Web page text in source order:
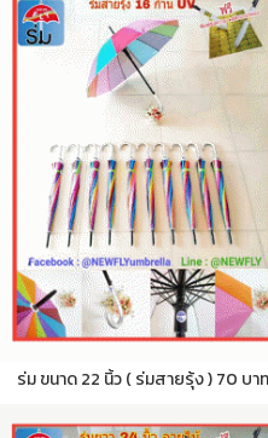
ร่ม ขนาด 22 นิ้ว ( ร่มสายรุ้ง ) 70 บาท